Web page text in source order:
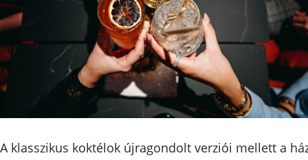
A klasszikus koktélok újragondolt verziói mellett a